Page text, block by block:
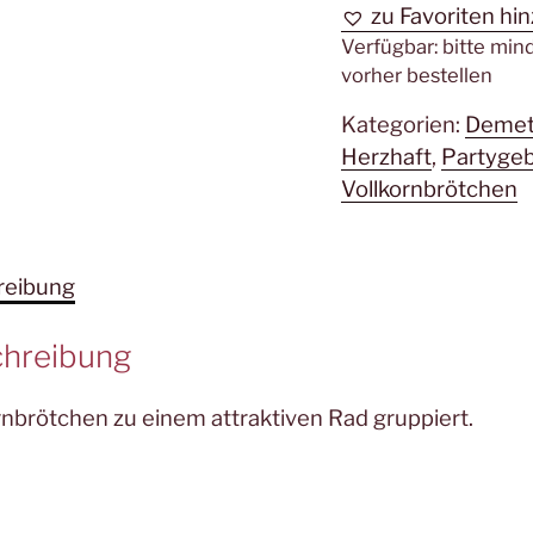
zu Favoriten
Verfügbar: bitte
vorher bestellen
Kategorien:
Herzhaft,
Vollkornbrötchen
zu einem attraktiven Rad gruppiert.